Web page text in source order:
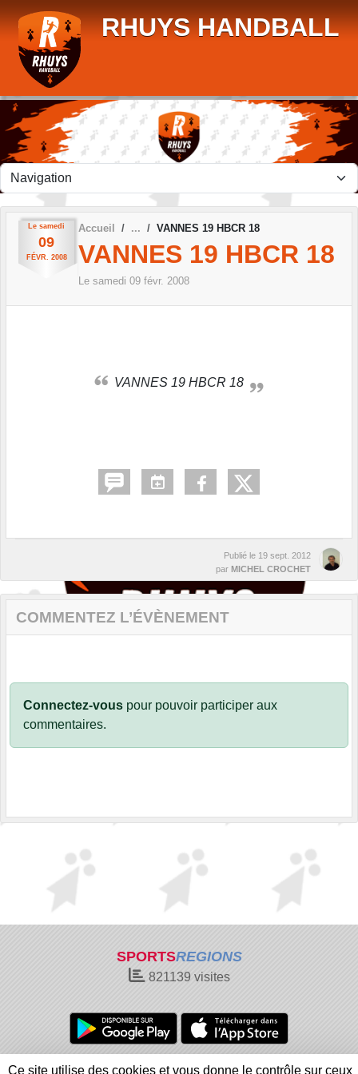
RHUYS HANDBALL
Le samedi
09
FÉVR. 2008
Accueil VANNES 19 HBCR 18
VANNES 19 HBCR 18
Le samedi 09 févr. 2008
VANNES 19 HBCR 18
Publié le 19 sept. 2012
par MICHEL CROCHET
COMMENTEZ L’ÉVÈNEMENT
Connectez-vous pour pouvoir participer aux
commentaires.
SPORTSREGIONS
821139visites
Charte cookies Gestion des cookies
Panneau de gestion des cookies
Ce site utilise des cookies et vous donne le contrôle sur ceux